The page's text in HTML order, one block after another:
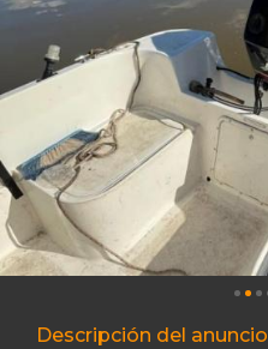
Descripción del anuncio